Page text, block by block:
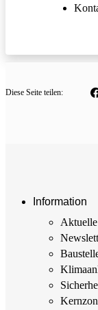
Diese Seite teilen:
Information